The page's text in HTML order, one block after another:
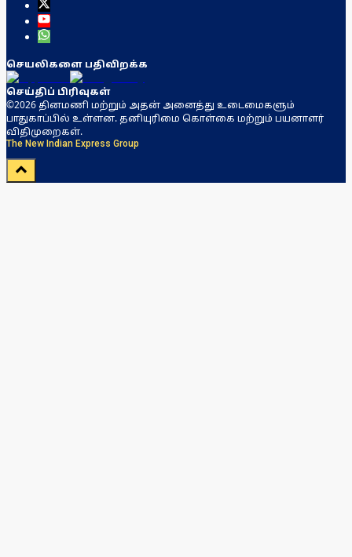
செயலிகளை பதிவிறக்க
செய்திப் பிரிவுகள்
©2026 தினமணி மற்றும் அதன் அனைத்து உடைமைகளும்
பாதுகாப்பில் உள்ளன. தனியுரிமை கொள்கை மற்றும் பயனாளர்
விதிமுறைகள்.
The New Indian Express Group